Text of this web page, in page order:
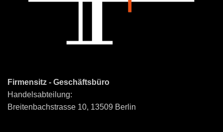
Firmensitz - Geschäftsbüro
Handelsabteilung:
Breitenbachstrasse 10, 13509 Berlin